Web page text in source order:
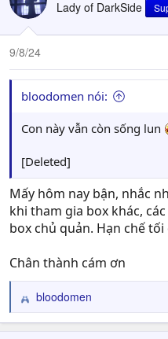
Lady of DarkSide
9/8/24
bloodomen nói:
Con này vẫn còn sống lun
[Deleted]
Mấy hôm nay bận, nhắc
khi tham gia box khác,
box chủ quản. Hạn chế
Chân thành cám ơn
R
e
bloodomen